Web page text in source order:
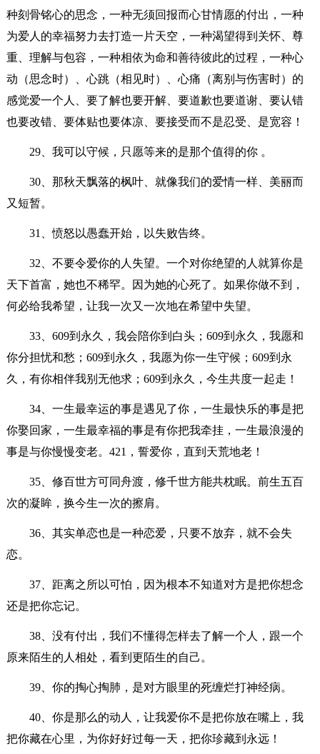
种刻骨铭心的思念，一种无须回报而心甘情愿的付出，一种
为爱人的幸福努力去打造一片天空，一种渴望得到关怀、尊
重、理解与包容，一种相依为命和善待彼此的过程，一种心
动（思念时）、心跳（相见时）、心痛（离别与伤害时）的
感觉爱一个人、要了解也要开解、要道歉也要道谢、要认错
也要改错、要体贴也要体凉、要接受而不是忍受、是宽容！
29、我可以守候，只愿等来的是那个值得的你 。
30、那秋天飘落的枫叶、就像我们的爱情一样、美丽而
又短暂。
31、愤怒以愚蠢开始，以失败告终。
32、不要令爱你的人失望。一个对你绝望的人就算你是
天下首富，她也不稀罕。因为她的心死了。如果你做不到，
何必给我希望，让我一次又一次地在希望中失望。
33、609到永久，我会陪你到白头；609到永久，我愿和
你分担忧和愁；609到永久，我愿为你一生守候；609到永
久，有你相伴我别无他求；609到永久，今生共度一起走！
34、一生最幸运的事是遇见了你，一生最快乐的事是把
你娶回家，一生最幸福的事是有你把我牵挂，一生最浪漫的
事是与你慢慢变老。421，誓爱你，直到天荒地老！
35、修百世方可同舟渡，修千世方能共枕眠。前生五百
次的凝眸，换今生一次的擦肩。
36、其实单恋也是一种恋爱，只要不放弃，就不会失
恋。
37、距离之所以可怕，因为根本不知道对方是把你想念
还是把你忘记。
38、没有付出，我们不懂得怎样去了解一个人，跟一个
原来陌生的人相处，看到更陌生的自己。
39、你的掏心掏肺，是对方眼里的死缠烂打神经病。
40、你是那么的动人，让我爱你不是把你放在嘴上，我
把你藏在心里，为你好好过每一天，把你珍藏到永远！